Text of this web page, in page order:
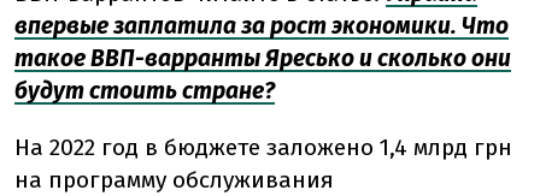
впервые заплатила за рост экономики. Что
такое ВВП-варранты Яресько и сколько они
будут стоить стране?
На 2022 год в бюджете заложено 1,4 млрд грн
на программу обслуживания